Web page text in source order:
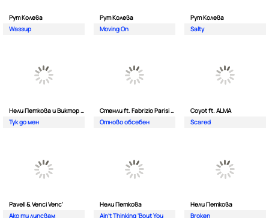
Рут Колева
Wassup
Рут Колева
Moving On
Рут Колева
Salty
Нели Петкова и Виктор Калев
Тук до мен
Стенли ft. Fabrizio Parisi & The Editor
Отново обсебен
Coyot ft. ALMA
Scared
Pavell & Venci Venc'
Ако ти липсвам
Нели Петкова
Ain't Thinking 'Bout You
Нели Петкова
Broken